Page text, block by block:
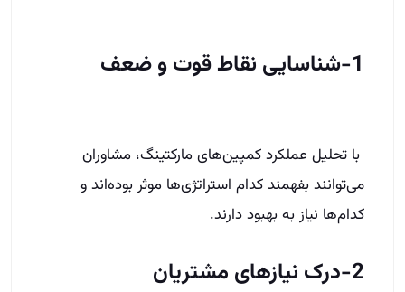
1-شناسایی نقاط قوت و ضعف
با تحلیل عملکرد کمپین‌های مارکتینگ، مشاوران
می‌توانند بفهمند کدام استراتژی‌ها موثر بوده‌اند و
کدام‌ها نیاز به بهبود دارند.
2-درک نیازهای مشتریان